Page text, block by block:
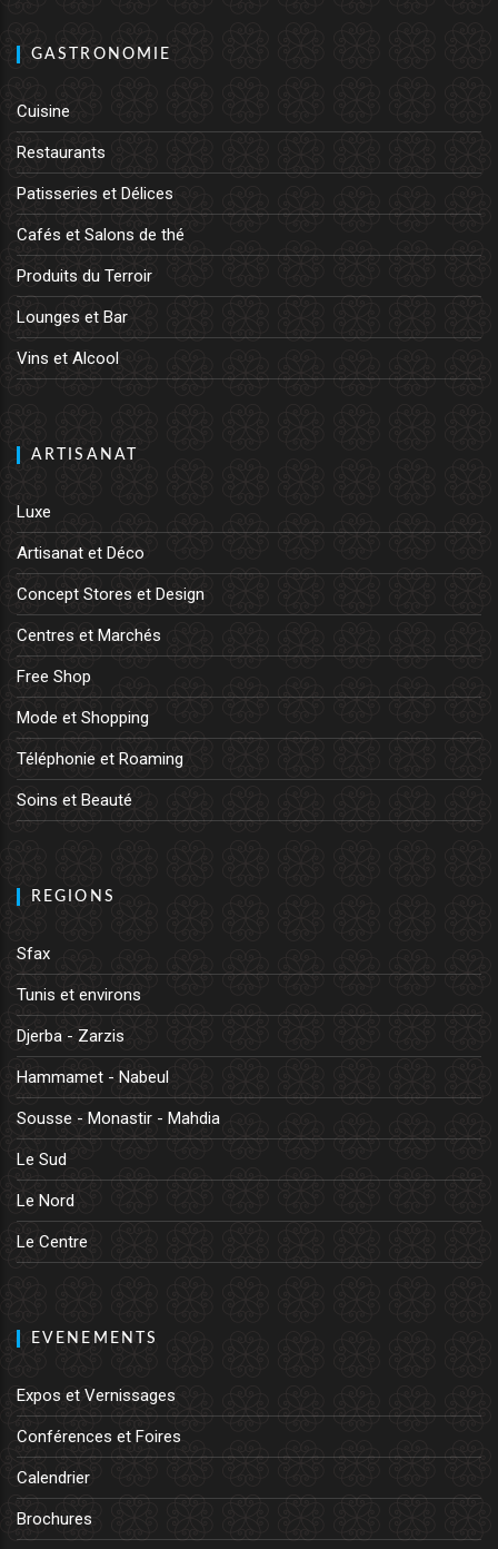
GASTRONOMIE
Cuisine
Restaurants
Patisseries et Délices
Cafés et Salons de thé
Produits du Terroir
Lounges et Bar
Vins et Alcool
ARTISANAT
Luxe
Artisanat et Déco
Concept Stores et Design
Centres et Marchés
Free Shop
Mode et Shopping
Téléphonie et Roaming
Soins et Beauté
REGIONS
Sfax
Tunis et environs
Djerba - Zarzis
Hammamet - Nabeul
Sousse - Monastir - Mahdia
Le Sud
Le Nord
Le Centre
EVENEMENTS
Expos et Vernissages
Conférences et Foires
Calendrier
Brochures